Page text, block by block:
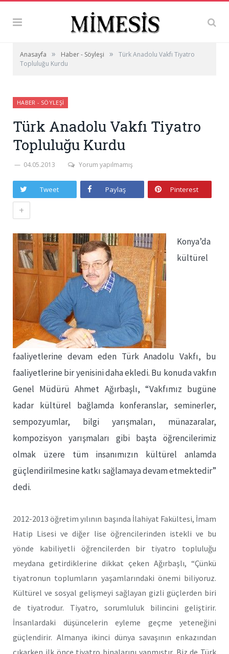
Anasayfa » Haber - Söyleşi »
Türk Anadolu Vakfı Tiyatro
Topluluğu Kurdu
HABER - SÖYLEŞI
Türk Anadolu Vakfı Tiyatro
Topluluğu Kurdu
04.05.2013 Yorum yapılmamış
Tweet Paylaş Pinterest
+
Konya’da
kültürel
faaliyetlerine devam eden Türk Anadolu Vakfı, bu
faaliyetlerine bir yenisini daha ekledi. Bu konuda vakfın
Genel Müdürü Ahmet Ağırbaşlı, “Vakfımız bugüne
kadar kültürel bağlamda konferanslar, seminerler,
sempozyumlar, bilgi yarışmaları, münazaralar,
kompozisyon yarışmaları gibi başta öğrencilerimiz
olmak üzere tüm insanımızın kültürel anlamda
güçlendirilmesine katkı sağlamaya devam etmektedir”
dedi.
2012-2013 öğretim yılının başında İlahiyat Fakültesi, İmam
Hatip Lisesi ve diğer lise öğrencilerinden istekli ve bu
yönde kabiliyetli öğrencilerden bir tiyatro topluluğu
meydana getirdiklerine dikkat çeken Ağırbaşlı, “Çünkü
tiyatronun toplumların yaşamlarındaki önemi biliyoruz.
Kültürel ve sosyal gelişmeyi sağlayan gizli güçlerden biri
de tiyatrodur. Tiyatro, sorumluluk bilincini geliştirir.
İnsanlardaki düşüncelerin eyleme geçme yeteneğini
güçlendirir. Almanya ikinci dünya savaşının enkazından
çıkarken ilk önce tiyatro binalarını yapmıştır. Biz de Türk